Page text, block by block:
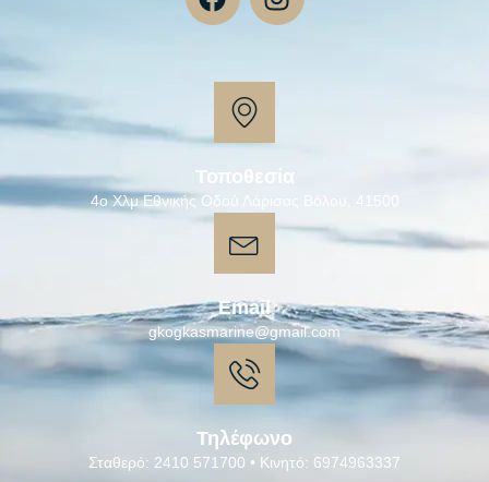
Τοποθεσία
4ο Χλμ Εθνικής Οδού Λάρισας Βόλου, 41500
Email
gkogkasmarine@gmail.com
Τηλέφωνο
Σταθερό: 2410 571700 • Κινητό: 6974963337